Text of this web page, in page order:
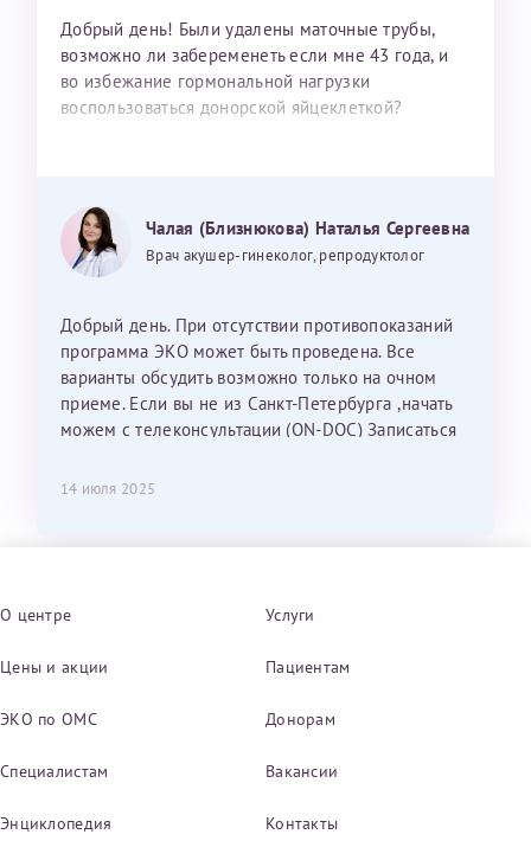
Добрый день! Были удалены маточные трубы,
возможно ли забеременеть если мне 43 года, и
во избежание гормональной нагрузки
воспользоваться донорской яйцеклеткой?
Чалая (Близнюкова) Наталья Сергеевна
Врач акушер-гинеколог, репродуктолог
Добрый день. При отсутствии противопоказаний
программа ЭКО может быть проведена. Все
варианты обсудить возможно только на очном
приеме. Если вы не из Санкт-Петербурга ,начать
можем с телеконсультации (ON-DOC) Записаться
19-50
14 июля 2025
О центре Услуги
Цены и акции Пациентам
ЭКО по ОМС Донорам
Специалистам Вакансии
Энциклопедия Контакты